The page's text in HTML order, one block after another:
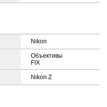
Nikon
Объективы
FIX
Nikon Z